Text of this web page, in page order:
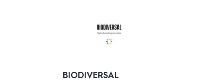
BIODIVERSAL